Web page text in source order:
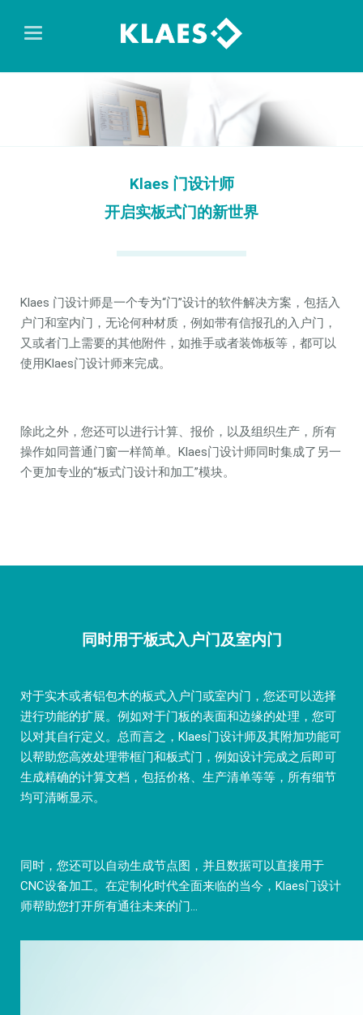
Klaes 门设计师
开启实板式门的新世界
Klaes 门设计师是一个专为“门”设计的软件解决方案，包括入
户门和室内门，无论何种材质，例如带有信报孔的入户门，
又或者门上需要的其他附件，如推手或者装饰板等，都可以
使用Klaes门设计师来完成。
除此之外，您还可以进行计算、报价，以及组织生产，所有
操作如同普通门窗一样简单。Klaes门设计师同时集成了另一
个更加专业的“板式门设计和加工”模块。
同时用于板式入户门及室内门
对于实木或者铝包木的板式入户门或室内门，您还可以选择
进行功能的扩展。例如对于门板的表面和边缘的处理，您可
以对其自行定义。总而言之，Klaes门设计师及其附加功能可
以帮助您高效处理带框门和板式门，例如设计完成之后即可
生成精确的计算文档，包括价格、生产清单等等，所有细节
均可清晰显示。
同时，您还可以自动生成节点图，并且数据可以直接用于
CNC设备加工。在定制化时代全面来临的当今，Klaes门设计
师帮助您打开所有通往未来的门...